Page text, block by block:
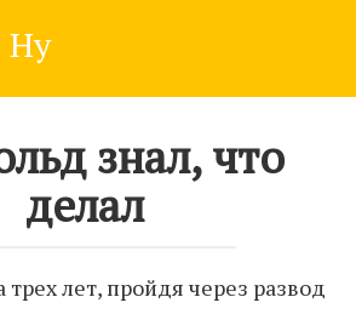
Ну
знал, что
делал
лет, пройдя через развод